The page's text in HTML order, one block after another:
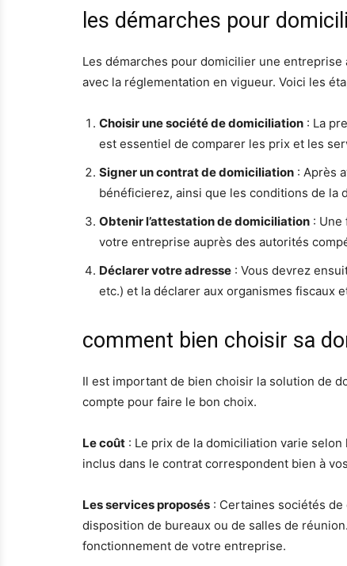
les démarches pour
Les démarches pour domicilier une
avec la réglementation en vigueur. Voici les
Choisir une société de domiciliation : La
est essentiel de comparer les prix et les
Signer un contrat de domiciliation : Après
bénéficierez, ainsi que les conditions de la
Obtenir l’attestation de domiciliation : Une
votre entreprise auprès des autorités
Déclarer votre adresse : Vous devrez
etc.) et la déclarer aux organismes fiscaux
comment bien choisir sa
Il est important de bien choisir la solution de
compte pour faire le bon choix.
Le coût : Le prix de la domiciliation varie
inclus dans le contrat correspondent bien à
Les services proposés : Certaines sociétés
disposition de bureaux ou de salles de
fonctionnement de votre entreprise.